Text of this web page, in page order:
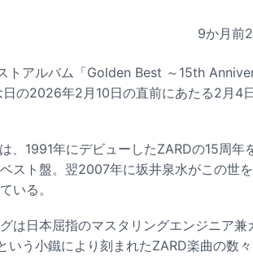
9か月前
トアルバム「Golden Best ～15th
の2026年2月10日の直前にあたる2月4
、1991年にデビューしたZARDの15周
スト盤。翌2007年に坂井泉水がこの世
いる。
は日本屈指のマスタリングエンジニア兼
いう小鐵により刻まれたZARD楽曲の数